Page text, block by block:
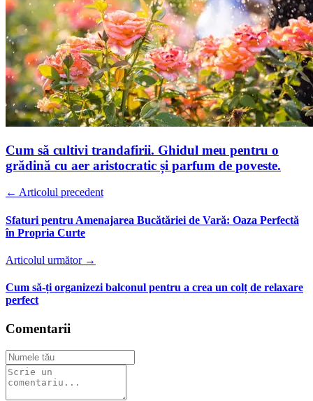
Cum să cultivi trandafirii. Ghidul meu pentru o
grădină cu aer aristocratic și parfum de poveste.
← Articolul precedent
Sfaturi pentru Amenajarea Bucătăriei de Vară: Oaza Perfectă
în Propria Curte
Articolul următor →
Cum să-ți organizezi balconul pentru a crea un colț de relaxare
perfect
Comentarii